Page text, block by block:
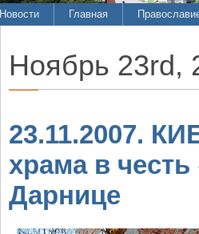
Новости Главная
Ноябрь 23rd,
23.11.2007.
храма в
Дарнице